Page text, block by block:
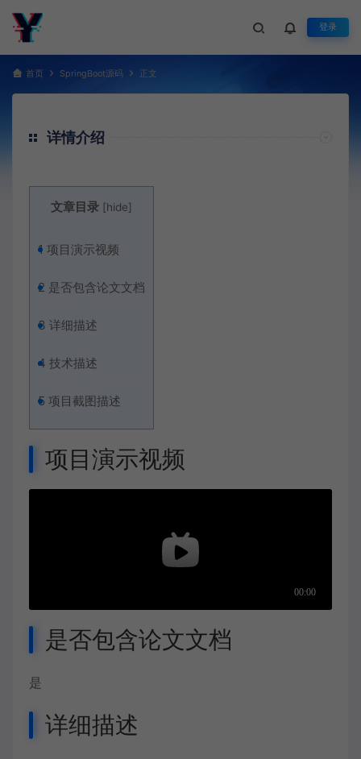
登录
首页 SpringBoot源码 正文
详情介绍
文章目录 [hide]
1 项目演示视频
2 是否包含论文文档
3 详细描述
4 技术描述
5 项目截图描述
项目演示视频
是否包含论文文档
是
详细描述